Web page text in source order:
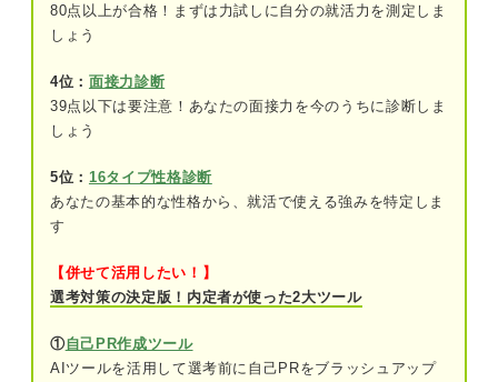
面接前に体調不良になったときの連絡方法
関連Q&A
タンス
日程変更したい場合ははっきりと伝える
面接前の体調不良の連絡で伝える内容
80点以上が合格！まずは力試しに自分の就活力を測定しま
しょう
4位： 面接力診断
39点以下は要注意！あなたの面接力を今のうちに診断しま
しょう
5位： 16タイプ性格診断
あなたの基本的な性格から、就活で使える強みを特定しま
す
【併せて活用したい！】
選考対策の決定版！内定者が使った2大ツール
①自己PR作成ツール
AIツールを活用して選考前に自己PRをブラッシュアップ